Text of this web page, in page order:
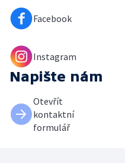
Facebook
Instagram
Napište nám
Otevřít
kontaktní
formulář